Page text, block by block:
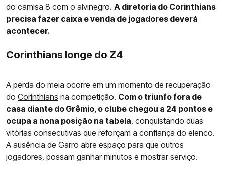
do camisa 8 com o alvinegro. A diretoria do Corinthians
precisa fazer caixa e venda de jogadores deverá
acontecer.
Corinthians longe do Z4
A perda do meia ocorre em um momento de recuperação
do Corinthians na competição. Com o triunfo fora de
casa diante do Grêmio, o clube chegou a 24 pontos e
ocupa a nona posição na tabela , conquistando duas
vitórias consecutivas que reforçam a confiança do elenco.
A ausência de Garro abre espaço para que outros
jogadores, possam ganhar minutos e mostrar serviço.